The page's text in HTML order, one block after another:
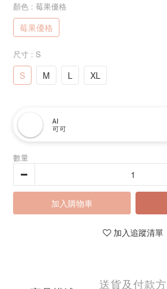
顏色 : 莓果優格
莓果優格
尺寸 : S
S M L XL
AI
可可
數量
加入購物車
加入追蹤清單
送貨及付款方